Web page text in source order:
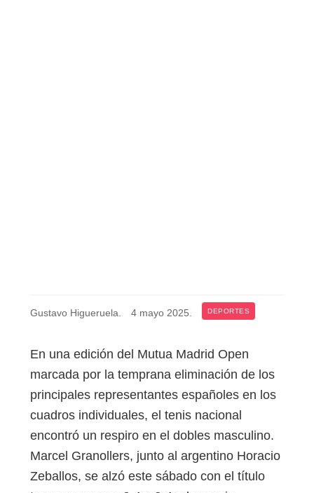
Gustavo Higueruela. 4 mayo 2025. DEPORTES
En una edición del Mutua Madrid Open
marcada por la temprana eliminación de los
principales representantes españoles en los
cuadros individuales, el tenis nacional
encontró un respiro en el dobles masculino.
Marcel Granollers, junto al argentino Horacio
Zeballos, se alzó este sábado con el título